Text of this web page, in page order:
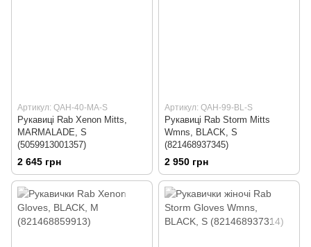
Артикул: QAH-40-MA-S
Рукавиці Rab Xenon Mitts,
MARMALADE, S
(5059913001357)
2 645 грн
Артикул: QAH-99-BL-S
Рукавиці Rab Storm Mitts
Wmns, BLACK, S
(821468937345)
2 950 грн